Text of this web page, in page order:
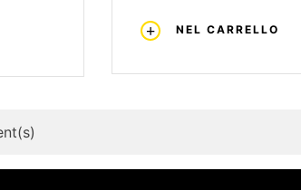
NEL CARRELLO